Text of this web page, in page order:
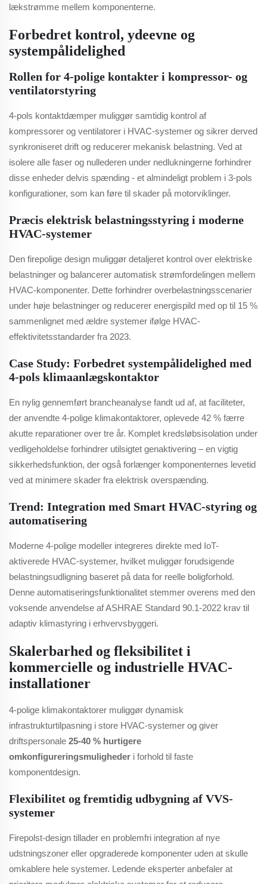
lækstrømme mellem komponenterne.
Forbedret kontrol, ydeevne og
systempålidelighed
Rollen for 4-polige kontakter i kompressor- og
ventilatorstyring
4-pols kontaktdæmper muliggør samtidig kontrol af
kompressorer og ventilatorer i HVAC-systemer og sikrer derved
synkroniseret drift og reducerer mekanisk belastning. Ved at
isolere alle faser og nullederen under nedlukningerne forhindrer
disse enheder delvis spænding - et almindeligt problem i 3-pols
konfigurationer, som kan føre til skader på motorviklinger.
Præcis elektrisk belastningsstyring i moderne
HVAC-systemer
Den firepolige design muliggør detaljeret kontrol over elektriske
belastninger og balancerer automatisk strømfordelingen mellem
HVAC-komponenter. Dette forhindrer overbelastningsscenarier
under høje belastninger og reducerer energispild med op til 15 %
sammenlignet med ældre systemer ifølge HVAC-
effektivitetsstandarder fra 2023.
Case Study: Forbedret systempålidelighed med
4-pols klimaanlægskontaktor
En nylig gennemført brancheanalyse fandt ud af, at faciliteter,
der anvendte 4-polige klimakontaktorer, oplevede 42 % færre
akutte reparationer over tre år. Komplet kredsløbsisolation under
vedligeholdelse forhindrer utilsigtet genaktivering – en vigtig
sikkerhedsfunktion, der også forlænger komponenternes levetid
ved at minimere skader fra elektrisk overspænding.
Trend: Integration med Smart HVAC-styring og
automatisering
Moderne 4-polige modeller integreres direkte med IoT-
aktiverede HVAC-systemer, hvilket muliggør forudsigende
belastningsudligning baseret på data for reelle boligforhold.
Denne automatiseringsfunktionalitet stemmer overens med den
voksende anvendelse af ASHRAE Standard 90.1-2022 krav til
adaptiv klimastyring i erhvervsbyggeri.
Skalerbarhed og fleksibilitet i
kommercielle og industrielle HVAC-
installationer
4-polige klimakontaktorer muliggør dynamisk
infrastrukturtilpasning i store HVAC-systemer og giver
driftspersonale 25-40 % hurtigere
omkonfigureringsmuligheder i forhold til faste
komponentdesign.
Flexibilitet og fremtidig udbygning af VVS-
systemer
Firepolst-design tillader en problemfri integration af nye
udstningszoner eller opgraderede komponenter uden at skulle
omkablere hele systemer. Ledende eksperter anbefaler at